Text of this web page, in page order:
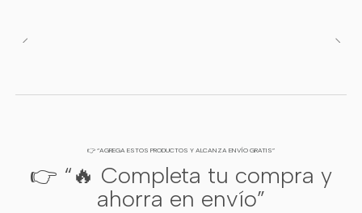
👉 “AGREGA ESTOS PRODUCTOS Y ALCANZA ENVÍO GRATIS”
👉 “🔥 Completa tu compra y
ahorra en envío”